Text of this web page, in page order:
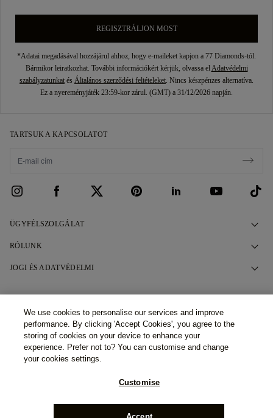
REGISZTRÁLJON MOST
*Adatai megadásával hozzájárul ahhoz, hogy e-maileket kapjon a 77 Diamonds-tól.
Bármikor leiratkozhat. További információkért kérjük, olvassa el Adatvédelmi
szabályzatunkat és Általános szerződési feltételeket . Nincs készpénzes alternatíva.
Ez a nyereményjáték 23:59-kor zárul. (GMT) a 31/12/2026 napján.
TARTSUK A KAPCSOLATOT
ÜGYFÉLSZOLGÁLAT
Kapcsolatfelvétel
Foglaljon időpontot
Pénzügyi feltételek és kikötések
Adó- és illetékkalkulátor
Különleges ajánlatok
RÓLUNK
Történetünk
Felelős Beszerzés
Díjak
JOGI ÉS ADATVÉDELMI
Feltételek és feltételek
Impressum
©2026 77 Diamonds GmbH - Schumannstraße 27. 60325
Frankfurt. Deutschland.Phone Number:+49 (0) 69 9754
Handelsregisternummer: HR B 115026 (Amtsgericht
Frankfurt am Main)
We use cookies to personalise our services and improve
performance. By clicking 'Accept Cookies', you agree to the
storing of cookies on your device to enhance your
experience. Prefer not to? You can customise and change
your cookies settings.
Customise